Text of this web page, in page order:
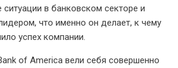
ситуации в банковском секторе и
что именно он делает, к чему
успех компании.
of America вели себя совершенно